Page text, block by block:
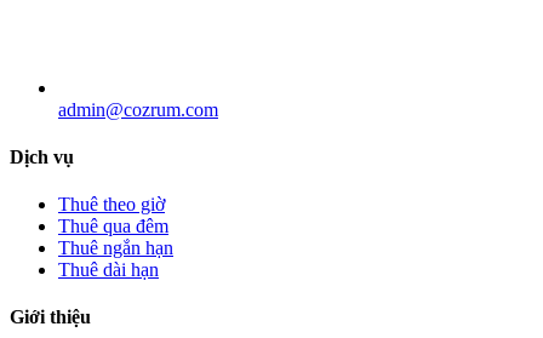
admin@cozrum.com
Dịch vụ
Thuê theo giờ
Thuê qua đêm
Thuê ngắn hạn
Thuê dài hạn
Giới thiệu